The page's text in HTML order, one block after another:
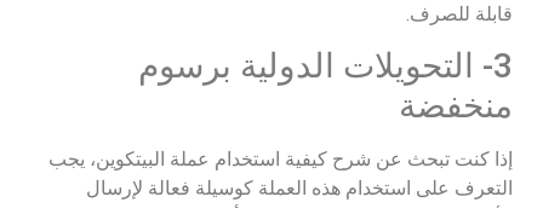
قابلة للصرف.
3- التحويلات الدولية برسوم
منخفضة
إذا كنت تبحث عن شرح كيفية استخدام عملة البيتكوين، يجب
التعرف على استخدام هذه العملة كوسيلة فعالة لإرسال